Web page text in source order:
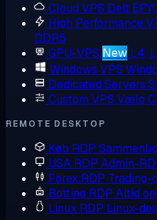
Cloud VPS Delt
High Performance
DDR5
GPU-VPS New L4,
Windows VPS
Dedicated Servers
Custom VPS Vælg
REMOTE DESKTOP
Køb RDP
USA RDP Admin-
Forex RDP Trading-
Botting RDP Altid
Linux RDP Linux-